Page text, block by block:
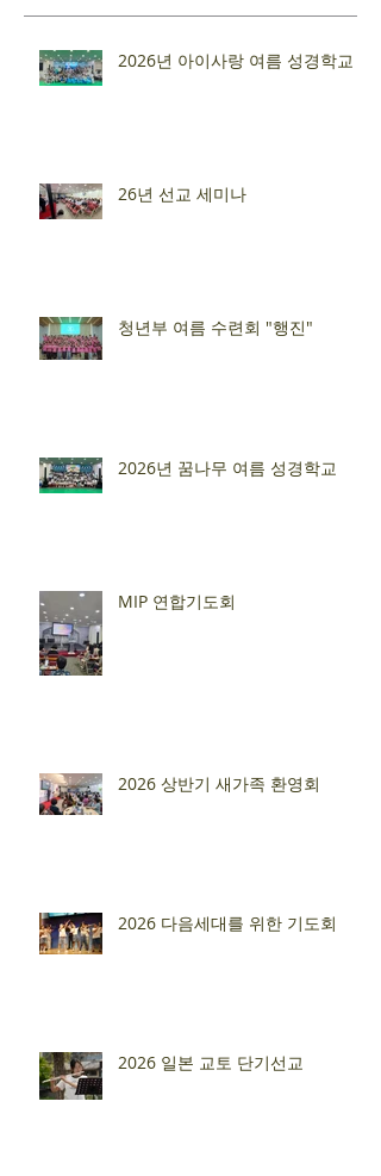
2026년 아이사랑 여름 성경학교
26년 선교 세미나
청년부 여름 수련회 "행진"
2026년 꿈나무 여름 성경학교
MIP 연합기도회
2026 상반기 새가족 환영회
2026 다음세대를 위한 기도회
2026 일본 교토 단기선교